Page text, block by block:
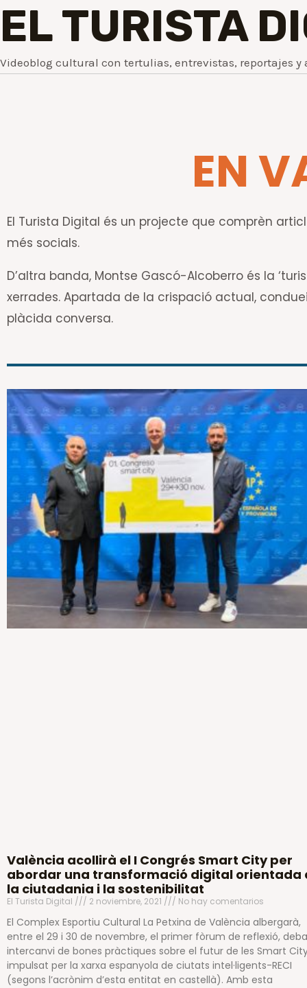
EL TURISTA
Videoblog cultural con tertulias, entrevistas, reportajes y
EN
El Turista Digital és un projecte que comprèn
més socials.
D’altra banda, Montse Gascó-Alcoberro és la
xerrades. Apartada de la crispació actual,
plàcida conversa.
València acollirà el I Congrés Smart City per
abordar una transformació digital orientada
la ciutadania i la sostenibilitat
El Turista Digital 2 noviembre, 2021 No hay comentarios
El Complex Esportiu Cultural La Petxina de València albergarà,
entre el 29 i 30 de novembre, el primer fòrum de reflexió,
intercanvi de bones pràctiques sobre el futur de les Smart
impulsat per la xarxa espanyola de ciutats intel·ligents-RECI
(segons l’acrònim d’esta entitat en castellà). Amb esta